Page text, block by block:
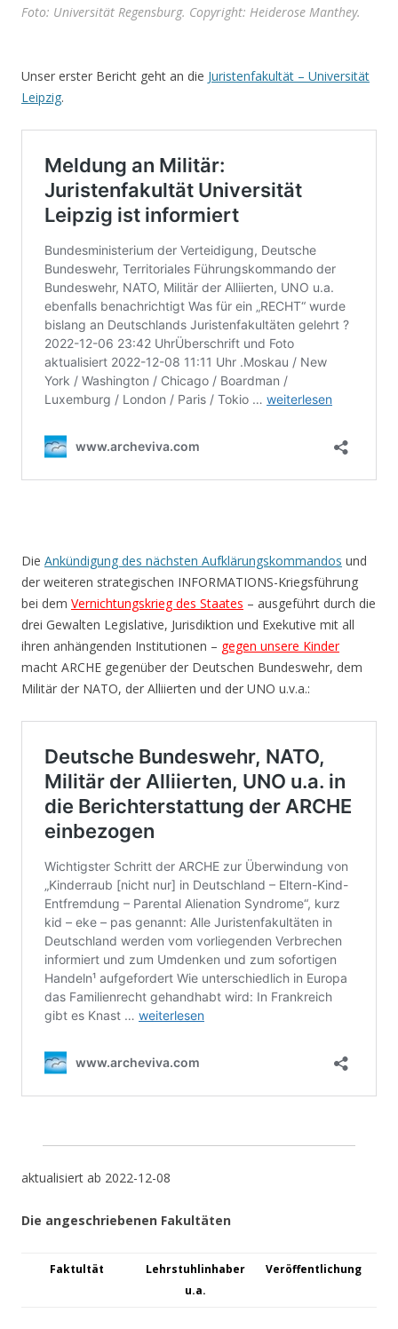
Foto: Universität Regensburg. Copyright: Heiderose Manthey.
Unser erster Bericht geht an die Juristenfakultät – Universität
Leipzig.
Die Ankündigung des nächsten Aufklärungskommandos und
der weiteren strategischen INFORMATIONS-Kriegsführung
bei dem Vernichtungskrieg des Staates – ausgeführt durch die
drei Gewalten Legislative, Jurisdiktion und Exekutive mit all
ihren anhängenden Institutionen – gegen unsere Kinder
macht ARCHE gegenüber der Deutschen Bundeswehr, dem
Militär der NATO, der Alliierten und der UNO u.v.a.:
aktualisiert ab 2022-12-08
Die angeschriebenen Fakultäten
Faktultät
Lehrstuhlinhaber
u.a.
Veröffentlichung